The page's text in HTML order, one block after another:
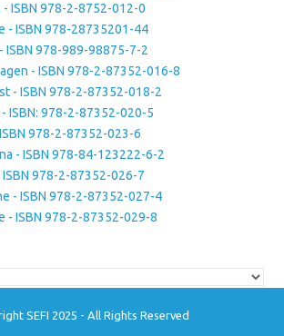
ISBN 978-2-8752-012-0
- ISBN 978-28735201-44
ISBN 978-989-98875-7-2
- ISBN 978-2-87352-016-8
- ISBN 978-2-87352-018-2
ISBN: 978-2-87352-020-5
978-2-87352-023-6
- ISBN 978-84-123222-6-2
978-2-87352-026-7
- ISBN 978-2-87352-027-4
- ISBN 978-2-87352-029-8
SEFI 2025 - All Rights Reserved